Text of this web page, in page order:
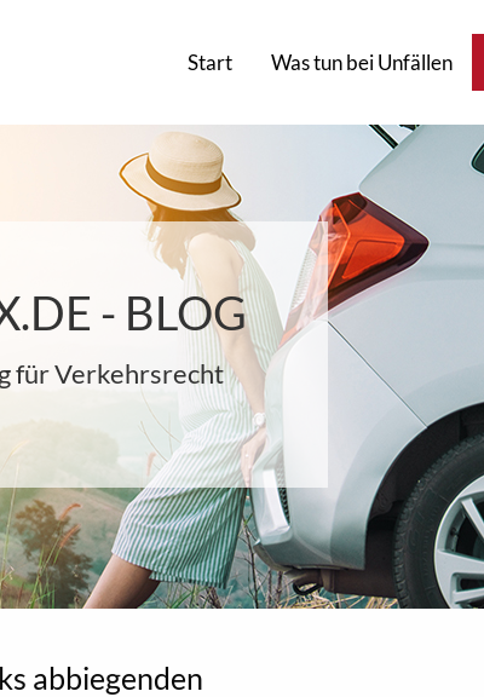
Start Was tun bei Unfällen
- BLOG
für Verkehrsrecht
abbiegenden